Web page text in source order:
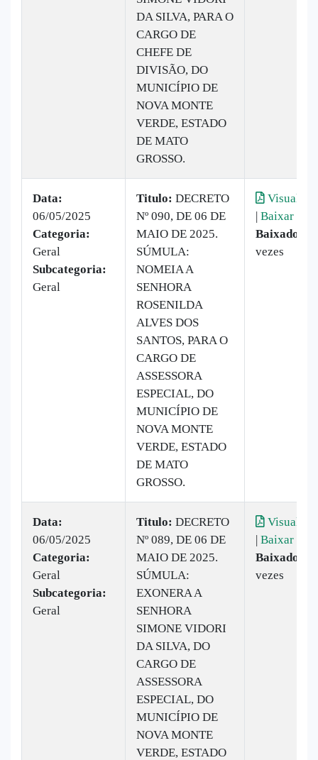
DA SILVA, PARA O
CARGO DE
CHEFE DE
DIVISÃO, DO
MUNICÍPIO DE
NOVA MONTE
VERDE, ESTADO
DE MATO
GROSSO.
Data:
06/05/2025
Categoria:
Geral
Subcategoria:
Geral
Titulo: DECRETO
Nº 090, DE 06 DE
MAIO DE 2025.
SÚMULA:
NOMEIA A
SENHORA
ROSENILDA
ALVES DOS
SANTOS, PARA O
CARGO DE
ASSESSORA
ESPECIAL, DO
MUNICÍPIO DE
NOVA MONTE
VERDE, ESTADO
DE MATO
GROSSO.
Visualizar
| Baixar
Baixado:
vezes
Data:
06/05/2025
Categoria:
Geral
Subcategoria:
Geral
Titulo: DECRETO
Nº 089, DE 06 DE
MAIO DE 2025.
SÚMULA:
EXONERA A
SENHORA
SIMONE VIDORI
DA SILVA, DO
CARGO DE
ASSESSORA
ESPECIAL, DO
MUNICÍPIO DE
NOVA MONTE
VERDE, ESTADO
Visualizar
| Baixar
Baixado:
vezes